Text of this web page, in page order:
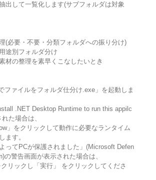
出して一覧化します(サブフォルダは対象
(必要・不要・分類フォルダへの振り分け)
途別フォルダ分け
材の整理を素早くこなしたいとき
ファイルをフォルダ仕分け.exe」を起動しま
.NET Desktop Runtime to run this appilc
た場合は、
」をクリックして動作に必要なランタイム
ます。
ってPCが保護されました」(Microsoft Defen
の警告画面が表示された場合は、
クリックし「実行」 をクリックしてくださ